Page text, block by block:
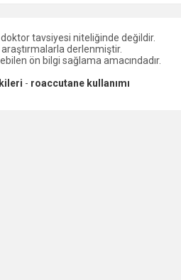
tavsiyesi niteliğinde değildir.
araştırmalarla derlenmiştir.
ön bilgi sağlama amacındadır.
- roaccutane kullanımı